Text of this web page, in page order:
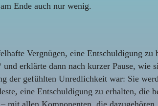
Ende auch nur wenig.
Vergnügen, eine Entschuldigung
und erklärte dann nach kurzer Pause,
der gefühlten Unredlichkeit war: Sie
eine Entschuldigung zu erhalten,
mit allen Komponenten, die dazugehören.